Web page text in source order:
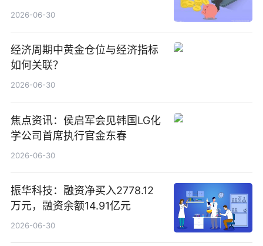
指其业绩高质量稳增长
2026-06-30
经济周期中黄金仓位与经济指标
如何关联？
2026-06-30
焦点资讯：侯启军会见韩国LG化
学公司首席执行官金东春
2026-06-30
振华科技：融资净买入2778.12
万元，融资余额14.91亿元
2026-06-30